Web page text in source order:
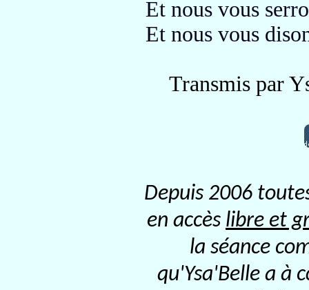
Et nous vous
Et nous vous
Transmis par
Depuis 2006
en accès libre et
la séance
qu'Ysa'Belle a à